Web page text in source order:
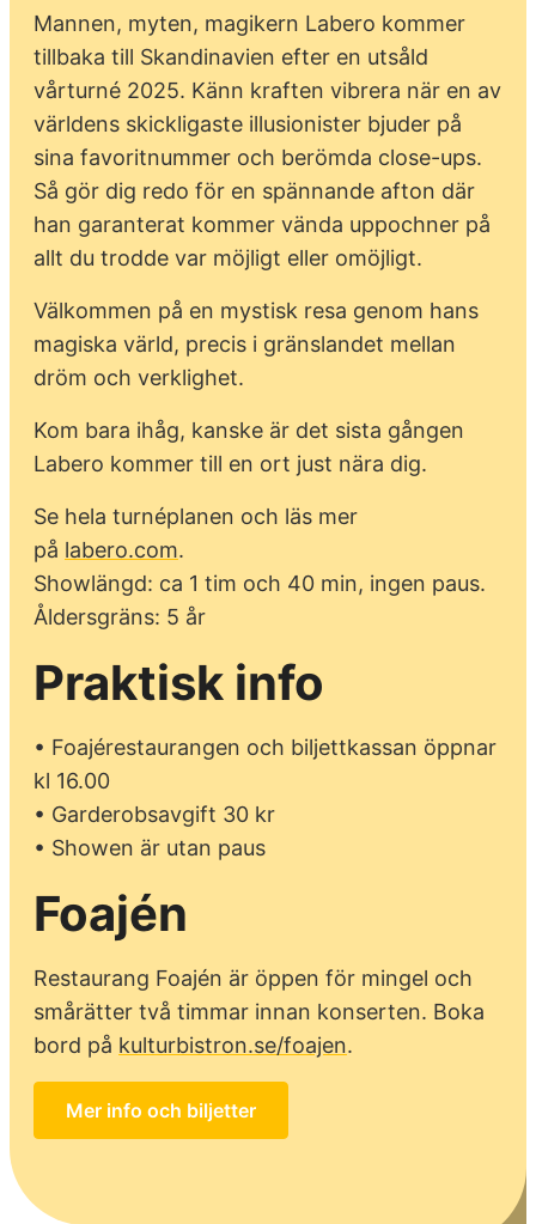
Mannen, myten, magikern Labero kommer
tillbaka till Skandinavien efter en utsåld
vårturné 2025. Känn kraften vibrera när en av
världens skickligaste illusionister bjuder på
sina favoritnummer och berömda close-ups.
Så gör dig redo för en spännande afton där
han garanterat kommer vända uppochner på
allt du trodde var möjligt eller omöjligt.
Välkommen på en mystisk resa genom hans
magiska värld, precis i gränslandet mellan
dröm och verklighet.
Kom bara ihåg, kanske är det sista gången
Labero kommer till en ort just nära dig.
Se hela turnéplanen och läs mer
på labero.com.
Showlängd: ca 1 tim och 40 min, ingen paus.
Åldersgräns: 5 år
Praktisk info
• Foajérestaurangen och biljettkassan öppnar
kl 16.00
• Garderobsavgift 30 kr
• Showen är utan paus
Foajén
Restaurang Foajén är öppen för mingel och
smårätter två timmar innan konserten. Boka
bord på kulturbistron.se/foajen.
Mer info och biljetter